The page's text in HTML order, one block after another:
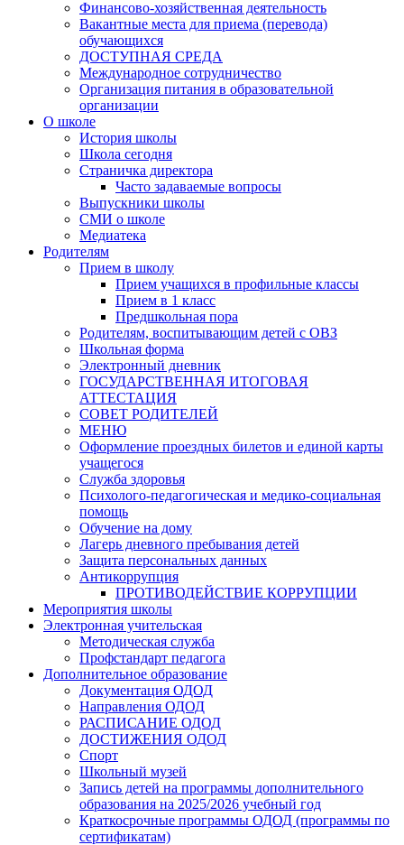
Финансово-хозяйственная деятельность
Вакантные места для приема (перевода)
обучающихся
ДОСТУПНАЯ СРЕДА
Международное сотрудничество
Организация питания в образовательной
организации
О школе
История школы
Школа сегодня
Страничка директора
Часто задаваемые вопросы
Выпускники школы
СМИ о школе
Медиатека
Родителям
Прием в школу
Прием учащихся в профильные классы
Прием в 1 класс
Предшкольная пора
Родителям, воспитывающим детей с ОВЗ
Школьная форма
Электронный дневник
ГОСУДАРСТВЕННАЯ ИТОГОВАЯ
АТТЕСТАЦИЯ
СОВЕТ РОДИТЕЛЕЙ
МЕНЮ
Оформление проездных билетов и единой карты
учащегося
Служба здоровья
Психолого-педагогическая и медико-социальная
помощь
Обучение на дому
Лагерь дневного пребывания детей
Защита персональных данных
Антикоррупция
ПРОТИВОДЕЙСТВИЕ КОРРУПЦИИ
Мероприятия школы
Электронная учительская
Методическая служба
Профстандарт педагога
Дополнительное образование
Документация ОДОД
Направления ОДОД
РАСПИСАНИЕ ОДОД
ДОСТИЖЕНИЯ ОДОД
Спорт
Школьный музей
Запись детей на программы дополнительного
образования на 2025/2026 учебный год
Краткосрочные программы ОДОД (программы по
сертификатам)